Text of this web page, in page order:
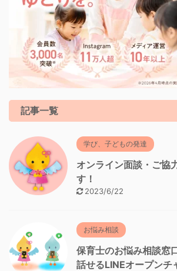
記事一覧
学び、子どもの発達
オンライン面談・ご協
す！
2023/6/22
お悩み相談
保育士のお悩み相談窓
話せるLINEオープンチ